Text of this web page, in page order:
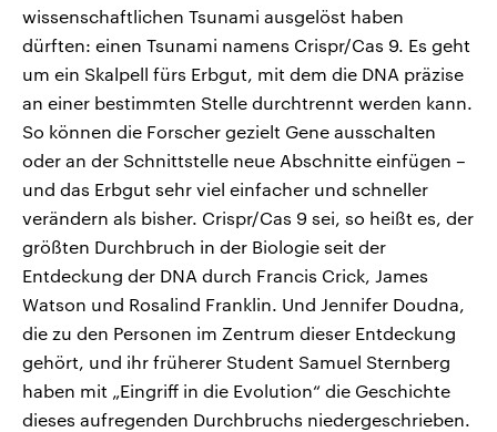
wissenschaftlichen Tsunami ausgelöst haben
dürften: einen Tsunami namens Crispr/Cas 9. Es geht
um ein Skalpell fürs Erbgut, mit dem die DNA präzise
an einer bestimmten Stelle durchtrennt werden kann.
So können die Forscher gezielt Gene ausschalten
oder an der Schnittstelle neue Abschnitte einfügen –
und das Erbgut sehr viel einfacher und schneller
verändern als bisher. Crispr/Cas 9 sei, so heißt es, der
größten Durchbruch in der Biologie seit der
Entdeckung der DNA durch Francis Crick, James
Watson und Rosalind Franklin. Und Jennifer Doudna,
die zu den Personen im Zentrum dieser Entdeckung
gehört, und ihr früherer Student Samuel Sternberg
haben mit „Eingriff in die Evolution“ die Geschichte
dieses aufregenden Durchbruchs niedergeschrieben.